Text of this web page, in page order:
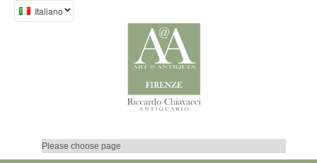
Italiano